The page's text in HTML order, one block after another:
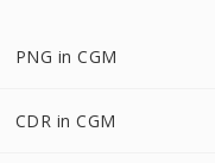
PNG in CGM
CDR in CGM